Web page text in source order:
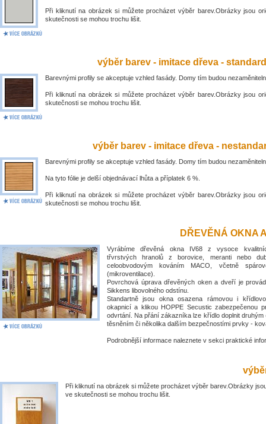
Při kliknutí na obrázek si můžete procházet výběr barev.Obrázky jsou
skutečnosti se mohou trochu lišit.
výběr barev - imitace dřeva -
Barevnými profily se akceptuje vzhled fasády. Domy tím budou
Při kliknutí na obrázek si můžete procházet výběr barev.Obrázky jsou
skutečnosti se mohou trochu lišit.
výběr barev - imitace dřeva -
Barevnými profily se akceptuje vzhled fasády. Domy tím budou
Na tyto fólie je delší objednávací lhůta a příplatek 6 %.
Při kliknutí na obrázek si můžete procházet výběr barev.Obrázky jsou
skutečnosti se mohou trochu lišit.
DŘEVĚNÁ OKNA
Vyrábíme dřevěná okna IV68 z vysoce
třvrstvých hranolů z borovice, meranti nebo
celoobvodovým kováním MACO, včetně
(mikroventilace).
Povrchová úprava dřevěných oken a dveří je
Sikkens libovolného odstínu.
Standartně jsou okna osazena rámovou i
okapnicí a klikou HOPPE Secustic zabezpečenou
odvrtání. Na přání zákazníka lze křídlo doplnit druhým
těsněním či několika dalším bezpečnostími prvky -
Podrobnější informace naleznete v sekci praktické
Při kliknutí na obrázek si můžete procházet výběr barev.Obrázky
ve skutečnosti se mohou trochu lišit.